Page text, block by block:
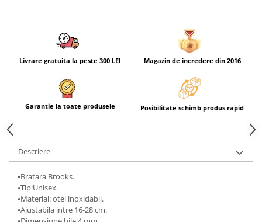
Livrare gratuita la peste 300 LEI Magazin de incredere din 2016
Garantie la toate produsele Posibilitate schimb produs rapid
Descriere
⦁Bratara Brooks.
⦁Tip:Unisex.
⦁Material: otel inoxidabil.
⦁Ajustabila intre 16-28 cm.